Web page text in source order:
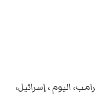
اليوم ، إسرائيل،